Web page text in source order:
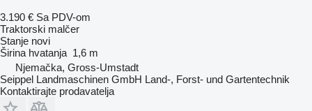
3.190 € Sa PDV-om
Traktorski malčer
Stanje novi
Širina hvatanja 1,6 m
Njemačka, Gross-Umstadt
Seippel Landmaschinen GmbH Land-, Forst- und Gartentechnik
Kontaktirajte prodavatelja